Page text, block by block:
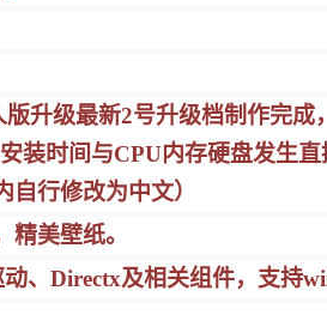
升级最新2号升级档制作完成
装时间与CPU内存硬盘发生
行修改为中文）
精美壁纸。
、Directx及相关组件，支持